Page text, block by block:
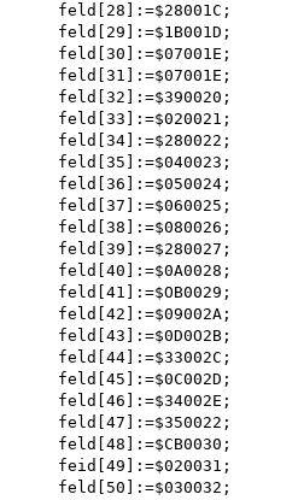
    feld[28]:=$28001C;
    feld[29]:=$1B001D;
    feld[30]:=$07001E;
    feld[31]:=$07001E;
    feld[32]:=$390020;
    feld[33]:=$020021;
    feld[34]:=$280022;
    feld[35]:=$040023;
    feld[36]:=$050024;
    feld[37]:=$060025;
    feld[38]:=$080026;
    feld[39]:=$280027;
    feld[40]:=$0A0028;
    feld[41]:=$OB0029;
    feld[42]:=$09002A;
    feld[43]:=$0D0O2B;
    feld[44]:=$33002C;
    feld[45]:=$0C002D;
    feld[46]:=$34002E;
    feld[47]:=$350022;
    feld[48]:=$CB0030;
    feid[49]:=$020031;
    feld[50]:=$030032;